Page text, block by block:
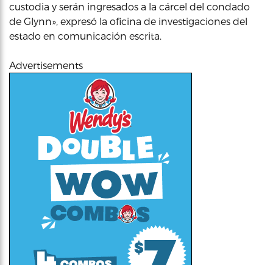
custodia y serán ingresados a la cárcel del condado
de Glynn», expresó la oficina de investigaciones del
estado en comunicación escrita.
Advertisements